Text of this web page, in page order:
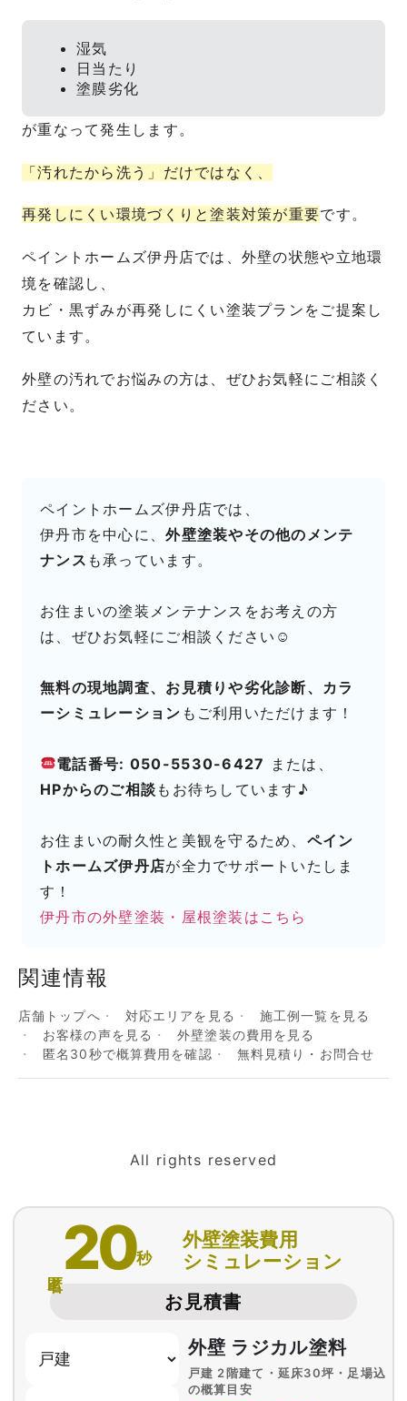
湿気
日当たり
塗膜劣化
が重なって発生します。
「汚れたから洗う」だけではなく、
再発しにくい環境づくりと塗装対策が重要です。
ペイントホームズ伊丹店では、外壁の状態や立地環
境を確認し、
カビ・黒ずみが再発しにくい塗装プランをご提案し
ています。
外壁の汚れでお悩みの方は、ぜひお気軽にご相談く
ださい。
ペイントホームズ伊丹店では、
伊丹市を中心に、外壁塗装やその他のメンテ
ナンス も承っています。
お住まいの塗装メンテナンスをお考えの方
は、ぜひお気軽にご相談ください☺
無料の現地調査、お見積りや劣化診断、カラ
ーシミュレーション もご利用いただけます！
電話番号: 050-5530-6427 または、
HPからのご相談 もお待ちしています♪
お住まいの耐久性と美観を守るため、 ペイン
トホームズ伊丹店が全力でサポートいたしま
す！
伊丹市の外壁塗装・屋根塗装はこちら
関連情報
店舗トップへ 対応エリアを見る
施工例一覧を見る
お客様の声を見る
外壁塗装の費用を見る
匿名30秒で概算費用を確認
無料見積り・お問合せ
All rights reserved
20秒
外壁塗装費用
シミュレーション
お見積書
外壁 ラジカル塗料
戸建 2階建て・延床30坪・足場込
の概算目安